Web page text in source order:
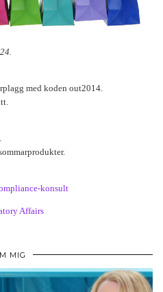
med koden out2014.
konsult
Affairs
MIG